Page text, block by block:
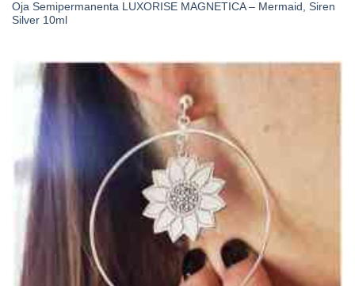
Oja Semipermanenta LUXORISE MAGNETICA – Mermaid, Siren
Silver 10ml